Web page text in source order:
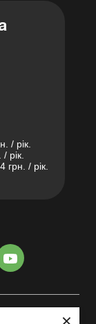
/ рік.
рік.
/ рік.